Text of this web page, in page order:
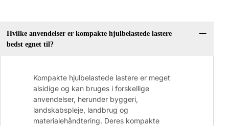
Hvilke anvendelser er kompakte hjulbelastede lastere
bedst egnet til?
Kompakte hjulbelastede lastere er meget
alsidige og kan bruges i forskellige
anvendelser, herunder byggeri,
landskabspleje, landbrug og
materialehåndtering. Deres kompakte